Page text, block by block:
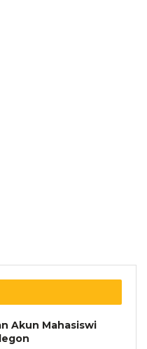
Akun Mahasiswi